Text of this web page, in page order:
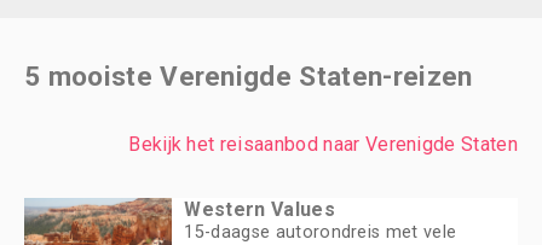
5 mooiste Verenigde Staten-reizen
Bekijk het reisaanbod naar Verenigde Staten
Western Values
15-daagse autorondreis met vele